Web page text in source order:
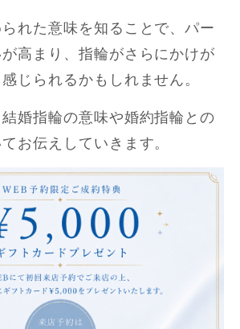
れた意味を知ることで、パー
が高まり、指輪がさらにかけが
じられるかもしれません。
婚指輪の意味や婚約指輪との
お伝えしていきます。